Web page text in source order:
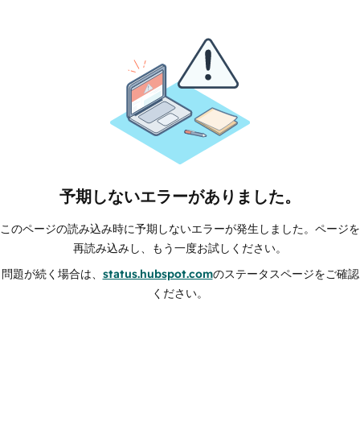
予期しないエラーがありました。
このページの読み込み時に予期しないエラーが発生しました。ページを
再読み込みし、もう一度お試しください。
問題が続く場合は、 status.hubspot.comのステータスページをご確認
ください。